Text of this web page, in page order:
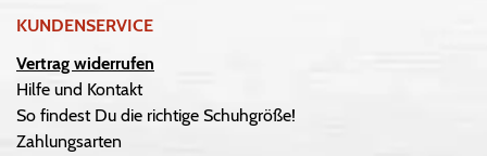
KUNDENSERVICE
Vertrag widerrufen
Hilfe und Kontakt
So findest Du die richtige Schuhgröße!
Zahlungsarten